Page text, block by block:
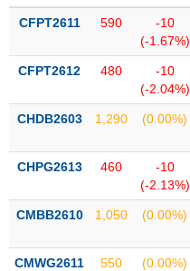
CFPT2611 590
-10
(-1.67%)
CFPT2612 480
-10
(-2.04%)
CHDB2603 1,290 (0.00%)
CHPG2613 460
-10
(-2.13%)
CMBB2610 1,050 (0.00%)
CMWG2611 550 (0.00%)
TIÊU
DÙNG
CHĂM
SÓC
KHỎE